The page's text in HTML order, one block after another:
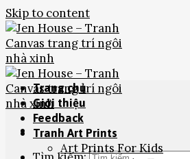
Skip to content
Trang chủ
Giới thiệu
Feedback
Tranh Art Prints
Art Prints For Kids